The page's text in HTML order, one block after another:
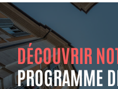
DÉCOUVRIR
PROGRAMME